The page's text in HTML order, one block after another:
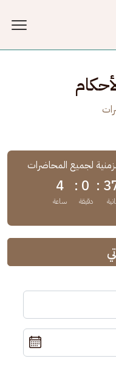
لجميع المحاضرات
0 :
دقيقة
4
ساعة